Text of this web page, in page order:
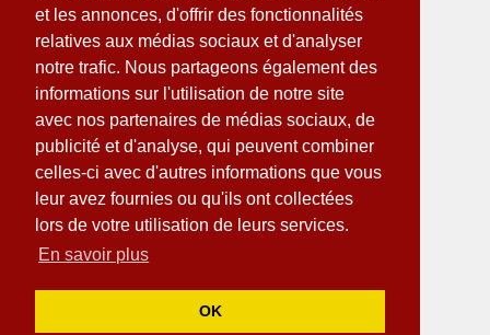
et les annonces, d'offrir des fonctionnalités
relatives aux médias sociaux et d'analyser
notre trafic. Nous partageons également des
informations sur l'utilisation de notre site
avec nos partenaires de médias sociaux, de
publicité et d'analyse, qui peuvent combiner
celles-ci avec d'autres informations que vous
leur avez fournies ou qu'ils ont collectées
lors de votre utilisation de leurs services.
En savoir plus
OK